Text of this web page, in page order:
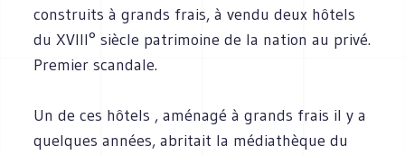
construits à grands frais, à vendu deux hôtels
du XVIII° siècle patrimoine de la nation au privé.
Premier scandale.
Un de ces hôtels , aménagé à grands frais il y a
quelques années, abritait la médiathèque du